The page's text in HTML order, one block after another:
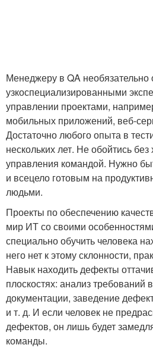
Менеджеру в QA необязательно
узкоспециализированными
управлении проектами,
мобильных приложений, веб-
Достаточно любого опыта в
нескольких лет. Не обойтись
управления командой. Нужно
и всецело готовым на
людьми.
Проекты по обеспечению
мир ИТ со своими
специально обучить человека
него нет к этому склонности,
Навык находить дефекты
плоскостях: анализ требований
документации, заведение
и т. д. И если человек не
дефектов, он лишь будет
команды.